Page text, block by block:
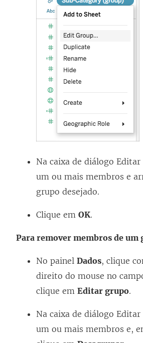
Na caixa de diálogo
um ou mais membros e
grupo desejado.
Clique em OK.
Para remover membros de um
No painel Dados, clique
direito do mouse no
clique em Editar grupo.
Na caixa de diálogo
um ou mais membros e,